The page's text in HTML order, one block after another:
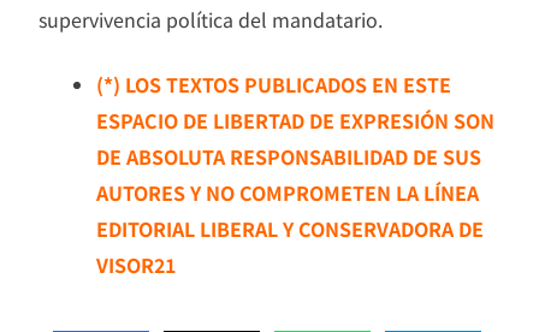
supervivencia política del mandatario.
(*) LOS TEXTOS PUBLICADOS EN ESTE
ESPACIO DE LIBERTAD DE EXPRESIÓN SON
DE ABSOLUTA RESPONSABILIDAD DE SUS
AUTORES Y NO COMPROMETEN LA LÍNEA
EDITORIAL LIBERAL Y CONSERVADORA DE
VISOR21